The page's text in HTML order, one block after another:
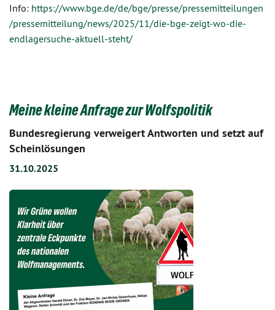
Info: https://www.bge.de/de/bge/presse/pressemitteilungen
/pressemitteilung/news/2025/11/die-bge-zeigt-wo-die-
endlagersuche-aktuell-steht/
Meine kleine Anfrage zur Wolfspolitik
Bundesregierung verweigert Antworten und setzt auf
Scheinlösungen
31.10.2025